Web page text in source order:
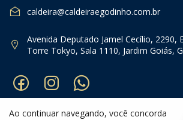
caldeira@caldeiraegodinho.com.br
Avenida Deputado Jamel Cecílio, 2290,
Torre Tokyo, Sala 1110, Jardim Goiás,
Ao continuar navegando, você concorda